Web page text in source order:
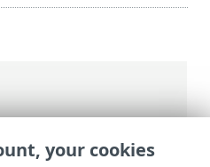
访问保护>防火墙>
your cookies